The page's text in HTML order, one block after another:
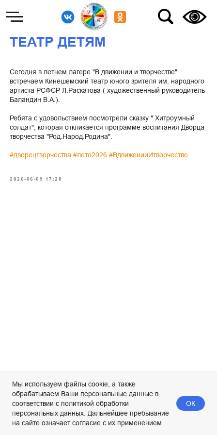
Мы используем файлы cookie, а также
обрабатываем Ваши персональные данные в
соответствии с политикой обработки
персональных данных. Дальнейшее пребывание
на сайте означает согласие с их применением.
ОК
ТЕАТР ДЕТЯМ
Сегодня в летнем лагере "В движении и творчестве"
встречаем Кинешемский театр юного зрителя им. народного
артиста РСФСР Л.Раскатова ( художественный руководитель
Баландин В.А.).
Ребята с удовольствием посмотрели сказку " Хитроумный
солдат", которая откликается программе воспитания Дворца
творчества "Род.Народ.Родина".
#дворецтворчества #лето2026 #ВдвиженииИтворчестве
2026-06-09 17:28